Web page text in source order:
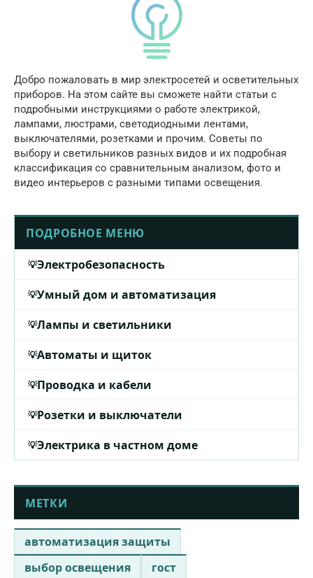
Добро пожаловать в мир электросетей и осветительных
приборов. На этом сайте вы сможете найти статьи с
подробными инструкциями о работе электрикой,
лампами, люстрами, светодиодными лентами,
выключателями, розетками и прочим. Советы по
выбору и светильников разных видов и их подробная
классификация со сравнительным анализом, фото и
видео интерьеров с разными типами освещения.
ПОДРОБНОЕ МЕНЮ
Электробезопасность
Умный дом и автоматизация
Лампы и светильники
Автоматы и щиток
Проводка и кабели
Розетки и выключатели
Электрика в частном доме
МЕТКИ
автоматизация защиты
выбор освещения
гост